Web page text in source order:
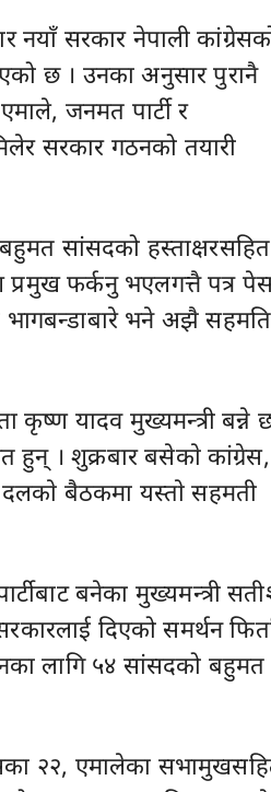
नयाँ सरकार नेपाली
छ । उनका अनुसार पुरानै
जनमत पार्टी र
सरकार गठनको तयारी
सांसदको हस्ताक्षरसहित
प्रमुख फर्कनु भएलगत्तै पत्र
भागबन्डाबारे भने अझै सहमति
कृष्ण यादव मुख्यमन्त्री बन्ने
हुन् । शुक्रबार बसेकाे कांग्रेस,
बैठकमा यस्ताे सहमती
बनेका मुख्यमन्त्री
दिएको समर्थन
लागि ५४ सांसदको बहुमत
२२, एमालेका